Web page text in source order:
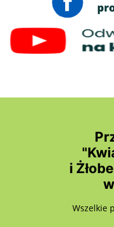
i
Wszelkie